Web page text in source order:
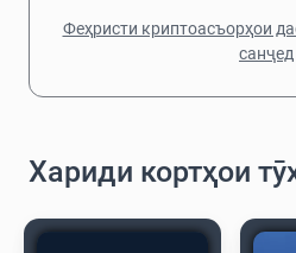
Феҳристи криптоасъорҳои
санҷед
Хариди кортҳои